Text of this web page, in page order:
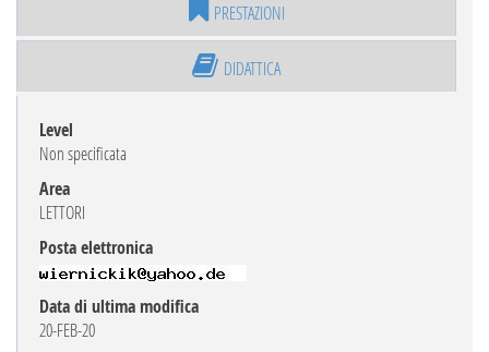
PRESTAZIONI
DIDATTICA
Level
Non specificata
Area
LETTORI
Posta elettronica
Data di ultima modifica
20-FEB-20